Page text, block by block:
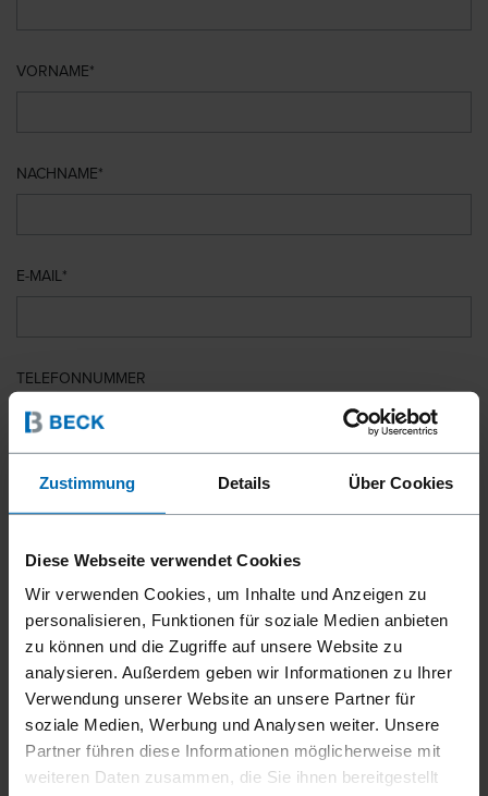
Zustimmung Details Über Cookies
Diese Webseite verwendet Cookies
Wir verwenden Cookies, um Inhalte und Anzeigen zu
personalisieren, Funktionen für soziale Medien anbieten
zu können und die Zugriffe auf unsere Website zu
analysieren. Außerdem geben wir Informationen zu Ihrer
Verwendung unserer Website an unsere Partner für
soziale Medien, Werbung und Analysen weiter. Unsere
Partner führen diese Informationen möglicherweise mit
weiteren Daten zusammen, die Sie ihnen bereitgestellt
VORNAME
NACHNAME
E-MAIL
TELEFONNUMMER
LAND
PLZ
IHRE NACHRICHT